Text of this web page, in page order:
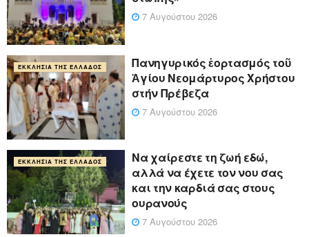
7 Αυγούστου 2026
ΕΚΚΛΗΣΊΑ ΤΗΣ ΕΛΛΆΔΟΣ
Πανηγυρικός ἑορτασμός τοῦ
Ἁγίου Νεομάρτυρος Χρήστου
στήν Πρέβεζα
7 Αυγούστου 2026
ΕΚΚΛΗΣΊΑ ΤΗΣ ΕΛΛΆΔΟΣ
Να χαίρεστε τη ζωή εδώ,
αλλά να έχετε τον νου σας
και την καρδιά σας στους
ουρανούς
7 Αυγούστου 2026